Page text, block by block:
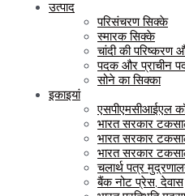
उत्पाद
परिसंचरण सिक्के
स्मारक सिक्के
चांदी की परिष्करण
पदक और प्राचीन
सोने का सिक्का
इकाइयां
एसपीएमसीआईएल
भारत सरकार
भारत सरकार
भारत सरकार
चलार्थ पत्र
बैंक नोट प्रेस, देवास